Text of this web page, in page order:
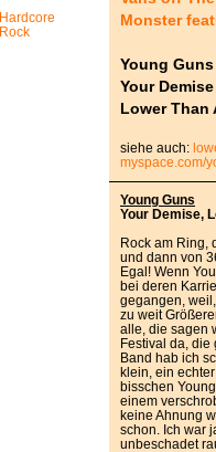
Hardcore
Rock
Monster
Young Guns
Your Demise
Lower Than
siehe auch:
myspace.com/
Young Guns
Your Demise,
Rock am Ring,
und dann von
Egal! Wenn
bei deren
gegangen,
zu weit
alle, die sagen
Festival da,
Band hab ich
klein, ein
bisschen
einem
keine Ahnung
schon. Ich war
unbeschadet